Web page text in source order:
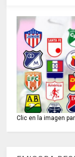
Clic en la imagen